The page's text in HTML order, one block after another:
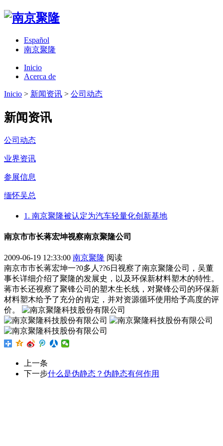
Español
南京聚隆
Inicio
Acerca de
Inicio > 新闻资讯 > 公司动态
新闻资讯
公司动态
业界资讯
参展信息
缅怀吴总
1. 南京聚隆被认定为汽车轻量化创新基地
南京市市长蒋宏坤视察南京聚隆公司
2009-06-19 12:33:00 南京聚隆 阅读
南京市市长蒋宏坤一?0多人??6日视察了南京聚隆公司，吴董
事长详细介绍了聚隆的发展史，以及环保新材料塑木的特性。
蒋市长还视察了聚锋公司的塑木生长线，对聚锋公司的环保新
材料塑木给予了充分的肯定，并对资源循环使用给予高度的评
价。
上一条
下一步什么是伪静态？伪静态有何作用